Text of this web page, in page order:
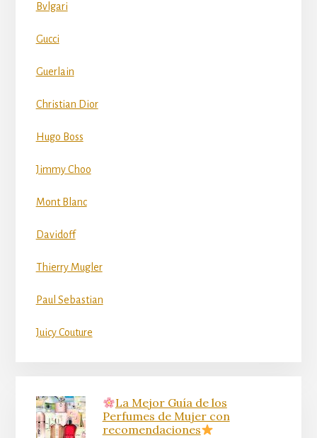
Bvlgari
Gucci
Guerlain
Christian Dior
Hugo Boss
Jimmy Choo
Mont Blanc
Davidoff
Thierry Mugler
Paul Sebastian
Juicy Couture
La Mejor Guía de los
Perfumes de Mujer con
recomendaciones